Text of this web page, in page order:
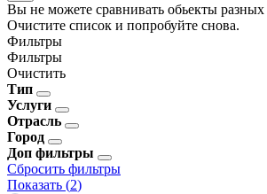
Вы не можете сравнивать обьекты разных
Очистите список и попробуйте снова.
Фильтры
Фильтры
Очистить
Тип
Услуги
Отрасль
Город
Доп фильтры
Сбросить фильтры
Показать (2)